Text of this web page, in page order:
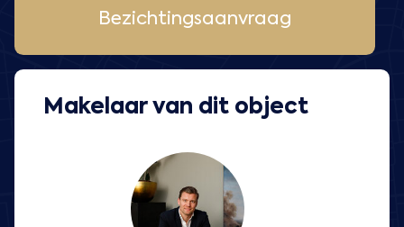
Bezichtingsaanvraag
Makelaar van dit object